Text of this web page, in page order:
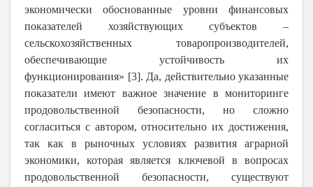
экономически обоснованные уровни финансовых
показателей хозяйствующих субъектов –
сельскохозяйственных товаропроизводителей,
обеспечивающие устойчивость их
функционирования» [3]. Да, действительно указанные
показатели имеют важное значение в мониторинге
продовольственной безопасности, но сложно
согласиться с автором, относительно их достижения,
так как в рыночных условиях развития аграрной
экономики, которая является ключевой в вопросах
продовольственной безопасности, существуют